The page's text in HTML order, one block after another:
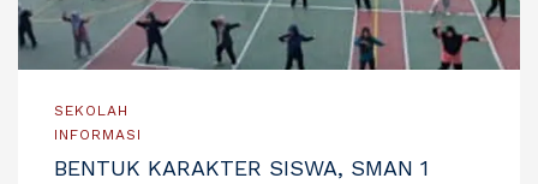
SEKOLAH
INFORMASI
BENTUK KARAKTER SISWA, SMAN 1